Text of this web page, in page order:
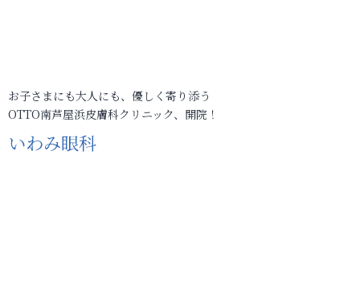
お子さまにも大人にも、優しく寄り添う
OTTO南芦屋浜皮膚科クリニック、開院！
いわみ眼科